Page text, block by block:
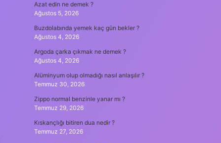
Azat edin ne demek ?
Ağustos 5, 2026
Buzdolabında yemek kaç gün bekler ?
Ağustos 4, 2026
Argoda çarka çıkmak ne demek ?
Ağustos 4, 2026
Alüminyum olup olmadığı nasıl anlaşılır ?
Temmuz 30, 2026
Zippo normal benzinle yanar mı ?
Temmuz 29, 2026
Kıskançlığı bitiren dua nedir ?
Temmuz 27, 2026